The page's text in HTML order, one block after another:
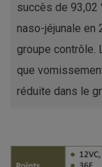
succès de 93,02
naso-jéjunale en
groupe contrôle.
que
réduite dans le